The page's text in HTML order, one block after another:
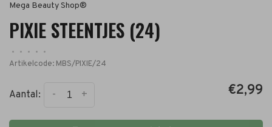
Mega Beauty Shop®
PIXIE STEENTJES (24)
• • • •
•
Artikelcode: MBS/PIXIE/24
Aantal: +
- €2,99